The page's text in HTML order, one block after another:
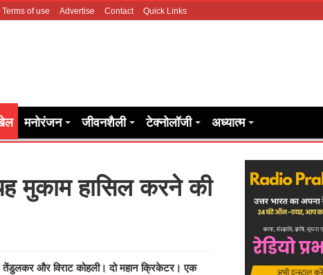
Terms of use Advertise Contact Quick Links
मनोरंजन जीवनशैली टेक्नोलॉजी अध्यात्म
मुकाम हासिल करने की
और विराट कोहली। दो महान क्रिकेटर। एक